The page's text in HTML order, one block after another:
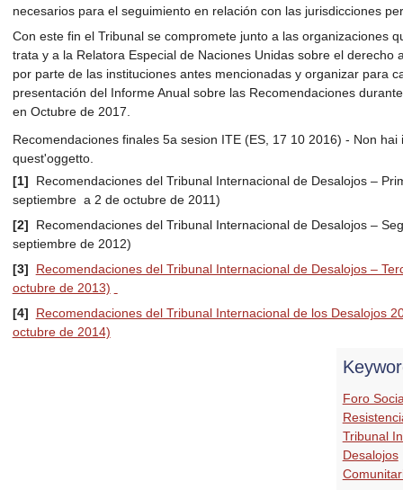
necesarios para el seguimiento en relación con las jurisdicciones
Con este fin el Tribunal se compromete junto a las organizaciones
trata y a la Relatora Especial de Naciones Unidas sobre el derecho
por parte de las instituciones antes mencionadas y organizar para
presentación del Informe Anual sobre las Recomendaciones
en Octubre de 2017.
Recomendaciones finales 5a sesion ITE (ES, 17 10 2016) - Non
quest'oggetto.
[1] Recomendaciones del Tribunal Internacional de Desalojos –
septiembre a 2 de octubre de 2011)
[2] Recomendaciones del Tribunal Internacional de Desalojos –
septiembre de 2012)
[3]
Recomendaciones del Tribunal Internacional de Desalojos –
octubre de 2013)
[4]
Recomendaciones del Tribunal Internacional de los Desalojos
octubre de 2014)
Foro
Tribunal
Desalojos